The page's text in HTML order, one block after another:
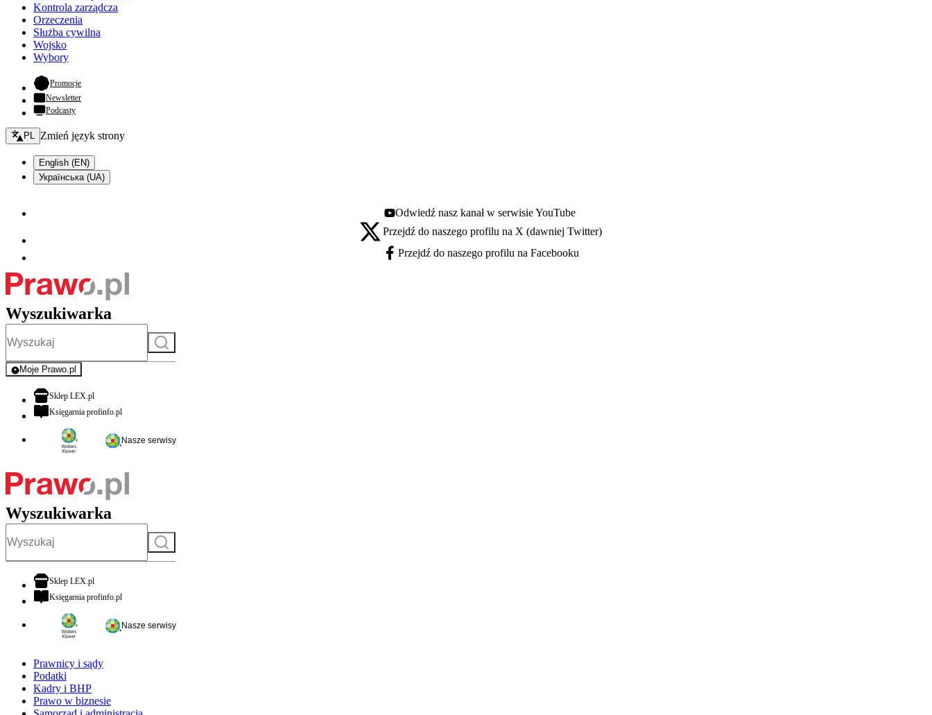
Kontrola zarządcza
Orzeczenia
Służba cywilna
Wojsko
Wybory
Promocje- otwiera się w nowej karcie
Newsletter
Podcasty
Zmień język - bieżący:
PL Zmień język strony
English (EN)
Українська (UA)
Youtube - otwiera się w nowej karcie
Odwiedź nasz kanał w serwisie YouTube
X - otwiera się w nowej karcie
Przejdź do naszego profilu na X (dawniej Twitter)
Facebook - otwiera się w nowej karcie
Przejdź do naszego profilu na Facebooku
Wyszukiwarka
Szukaj
Moje Prawo.pl
- rejestracja i logowanie do serwisu
Sklep LEX.plotwiera się w nowej karcie
Księgarnia profinfo.plotwiera się w nowej karcie
Nasze serwisy
Wyszukiwarka
Szukaj
Sklep LEX.plotwiera się w nowej karcie
Księgarnia profinfo.plotwiera się w nowej karcie
Nasze serwisy
Prawnicy i sądy
Podatki
Kadry i BHP
Prawo w biznesie